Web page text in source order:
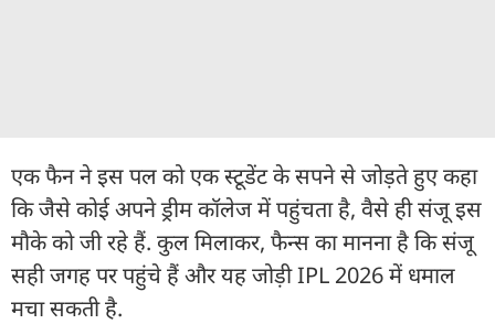
एक फैन ने इस पल को एक स्टूडेंट के सपने से जोड़ते हुए कहा
कि जैसे कोई अपने ड्रीम कॉलेज में पहुंचता है, वैसे ही संजू इस
मौके को जी रहे हैं. कुल मिलाकर, फैन्स का मानना है कि संजू
सही जगह पर पहुंचे हैं और यह जोड़ी IPL 2026 में धमाल
मचा सकती है.